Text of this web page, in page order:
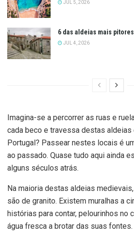
JUL 5, 2026
6 das aldeias mais
JUL 4, 2026
Imagina-se a percorrer as ruas e
cada beco e travessa destas
Portugal? Passear nestes locais é
ao passado. Quase tudo aqui ainda
alguns séculos atrás.
Na maioria destas aldeias
são de granito. Existem muralhas a
histórias para contar, pelourinhos no
água fresca a brotar das suas fontes.